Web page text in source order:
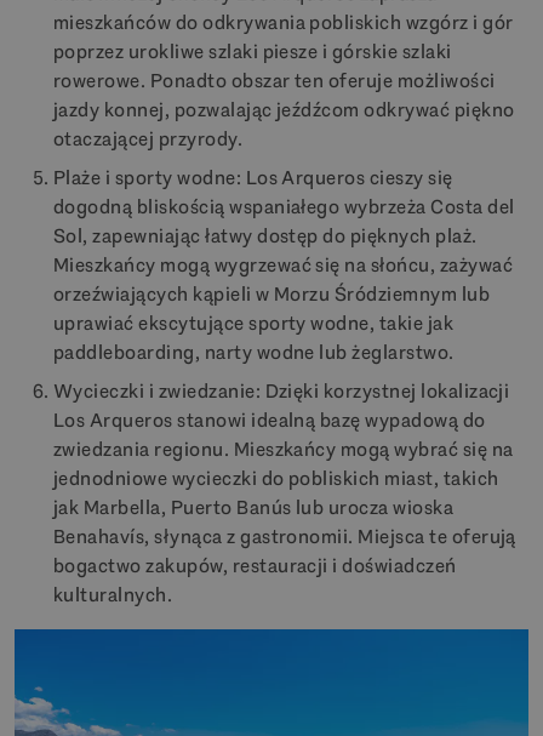
mieszkańców do odkrywania pobliskich wzgórz i gór
poprzez urokliwe szlaki piesze i górskie szlaki
rowerowe. Ponadto obszar ten oferuje możliwości
jazdy konnej, pozwalając jeźdźcom odkrywać piękno
otaczającej przyrody.
Plaże i sporty wodne: Los Arqueros cieszy się
dogodną bliskością wspaniałego wybrzeża Costa del
Sol, zapewniając łatwy dostęp do pięknych plaż.
Mieszkańcy mogą wygrzewać się na słońcu, zażywać
orzeźwiających kąpieli w Morzu Śródziemnym lub
uprawiać ekscytujące sporty wodne, takie jak
paddleboarding, narty wodne lub żeglarstwo.
Wycieczki i zwiedzanie: Dzięki korzystnej lokalizacji
Los Arqueros stanowi idealną bazę wypadową do
zwiedzania regionu. Mieszkańcy mogą wybrać się na
jednodniowe wycieczki do pobliskich miast, takich
jak Marbella, Puerto Banús lub urocza wioska
Benahavís, słynąca z gastronomii. Miejsca te oferują
bogactwo zakupów, restauracji i doświadczeń
kulturalnych.